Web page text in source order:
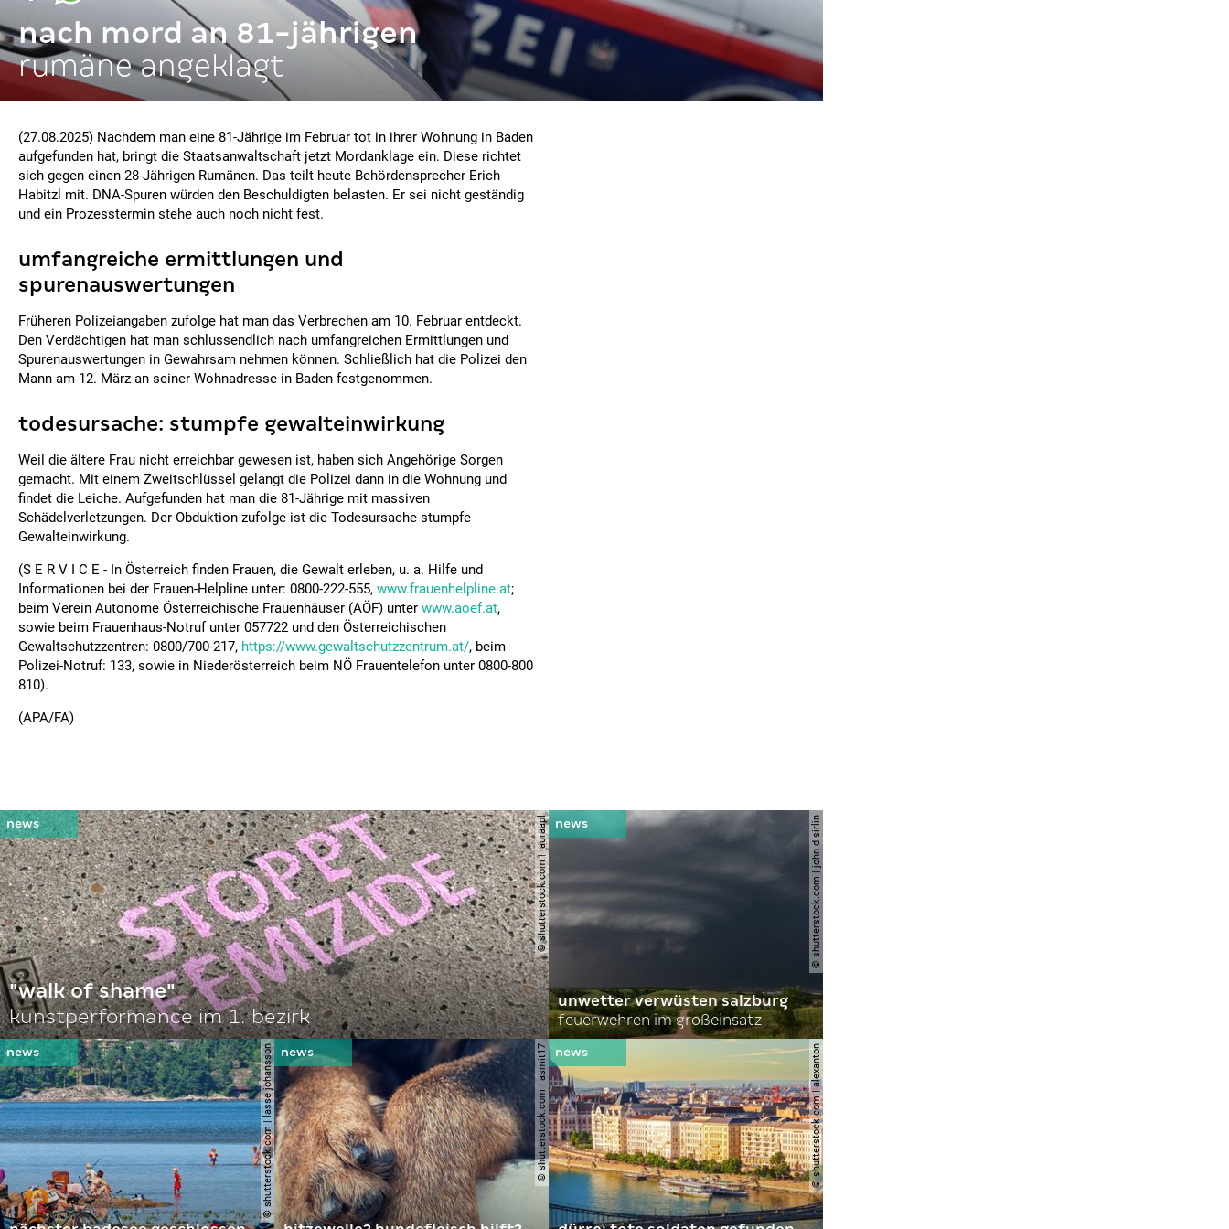
nach mord an 81-jährigen
rumäne angeklagt
(27.08.2025) Nachdem man eine 81-Jährige im Februar tot in ihrer Wohnung in Baden
aufgefunden hat, bringt die Staatsanwaltschaft jetzt Mordanklage ein. Diese richtet
sich gegen einen 28-Jährigen Rumänen. Das teilt heute Behördensprecher Erich
Habitzl mit. DNA-Spuren würden den Beschuldigten belasten. Er sei nicht geständig
und ein Prozesstermin stehe auch noch nicht fest.
umfangreiche ermittlungen und
spurenauswertungen
Früheren Polizeiangaben zufolge hat man das Verbrechen am 10. Februar entdeckt.
Den Verdächtigen hat man schlussendlich nach umfangreichen Ermittlungen und
Spurenauswertungen in Gewahrsam nehmen können. Schließlich hat die Polizei den
Mann am 12. März an seiner Wohnadresse in Baden festgenommen.
todesursache: stumpfe gewalteinwirkung
Weil die ältere Frau nicht erreichbar gewesen ist, haben sich Angehörige Sorgen
gemacht. Mit einem Zweitschlüssel gelangt die Polizei dann in die Wohnung und
findet die Leiche. Aufgefunden hat man die 81-Jährige mit massiven
Schädelverletzungen. Der Obduktion zufolge ist die Todesursache stumpfe
Gewalteinwirkung.
(S E R V I C E - In Österreich finden Frauen, die Gewalt erleben, u. a. Hilfe und
Informationen bei der Frauen-Helpline unter: 0800-222-555, www.frauenhelpline.at;
beim Verein Autonome Österreichische Frauenhäuser (AÖF) unter www.aoef.at,
sowie beim Frauenhaus-Notruf unter 057722 und den Österreichischen
Gewaltschutzzentren: 0800/700-217, https://www.gewaltschutzzentrum.at/, beim
Polizei-Notruf: 133, sowie in Niederösterreich beim NÖ Frauentelefon unter 0800-800
810).
(APA/FA)
© shutterstock.com | lauraapl
"walk of shame"
kunstperformance im 1. bezirk
© shutterstock.com | john d sirlin
unwetter verwüsten salzburg
feuerwehren im großeinsatz
© shutterstock.com | lasse johansson © shutterstock.com | asmit17 © shutterstock.com | alexanton